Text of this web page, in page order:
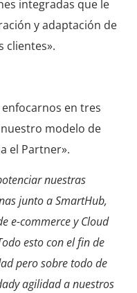
integradas que le
y adaptación de
clientes».
enfocarnos en tres
modelo de
el Partner».
nuestras
junto a SmartHub,
e-commerce y Cloud
esto con el fin de
pero sobre todo de
agilidad a nuestros